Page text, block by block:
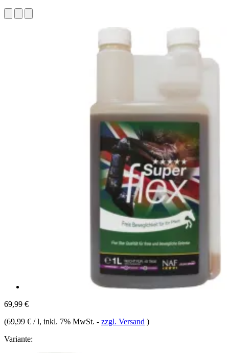
69,99 €
(69,99 € / l, inkl. 7% MwSt. - zzgl. Versand )
Variante: